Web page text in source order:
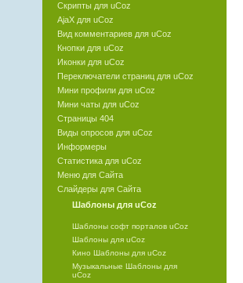
Скрипты для uCoz
AjaX для uCoz
Вид комментариев для uCoz
Кнопки для uCoz
Иконки для uCoz
Переключатели страниц для uCoz
Мини профили для uCoz
Мини чаты для uCoz
Страницы 404
Виды опросов для uCoz
Информеры
Статистика для uCoz
Меню для Сайта
Слайдеры для Сайта
Шаблоны для uCoz
Шаблоны софт порталов uCoz
Шаблоны для uCoz
Кино Шаблоны для uCoz
Музыкальные Шаблоны для
uCoz